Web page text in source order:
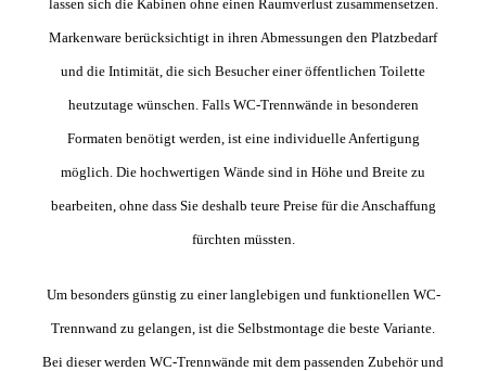
lassen sich die Kabinen ohne einen Raumverlust zusammensetzen.
Markenware berücksichtigt in ihren Abmessungen den Platzbedarf
und die Intimität, die sich Besucher einer öffentlichen Toilette
heutzutage wünschen. Falls WC-Trennwände in besonderen
Formaten benötigt werden, ist eine individuelle Anfertigung
möglich. Die hochwertigen Wände sind in Höhe und Breite zu
bearbeiten, ohne dass Sie deshalb teure Preise für die Anschaffung
fürchten müssten.
Um besonders günstig zu einer langlebigen und funktionellen WC-
Trennwand zu gelangen, ist die Selbstmontage die beste Variante.
Bei dieser werden WC-Trennwände mit dem passenden Zubehör und